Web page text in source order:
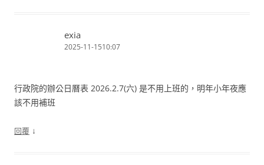
exia
2025-11-1510:07
行政院的辦公日曆表 2026.2.7(六) 是不用上班的，明年小年夜應
該不用補班
回覆 ↓